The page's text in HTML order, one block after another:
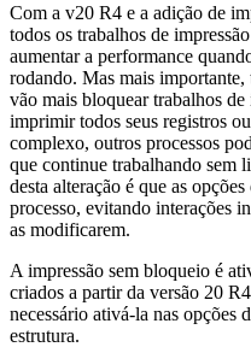
Com a v20 R4 e a adição de
todos os trabalhos de
aumentar a performance
rodando. Mas mais
vão mais bloquear trabalhos
imprimir todos seus registros
complexo, outros processos
que continue trabalhando sem
desta alteração é que as
processo, evitando interações
as modificarem.
A impressão sem bloqueio é
criados a partir da versão 20
necessário ativá-la nas opções
estrutura.